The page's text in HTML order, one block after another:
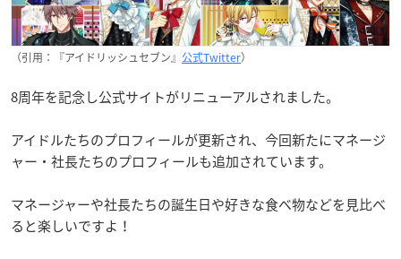
（引用：『アイドリッシュセブン』 公式Twitter）
8周年を記念し公式サイトがリニューアルされました。
アイドルたちのプロフィールが更新され、今回新たにマネージ
ャー・社長たちのプロフィールも追加されています。
マネージャーや社長たちの誕生日や好きな食べ物などを見比べ
ると楽しいですよ！